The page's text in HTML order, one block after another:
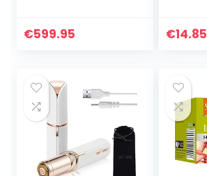
€599.95 €14.85